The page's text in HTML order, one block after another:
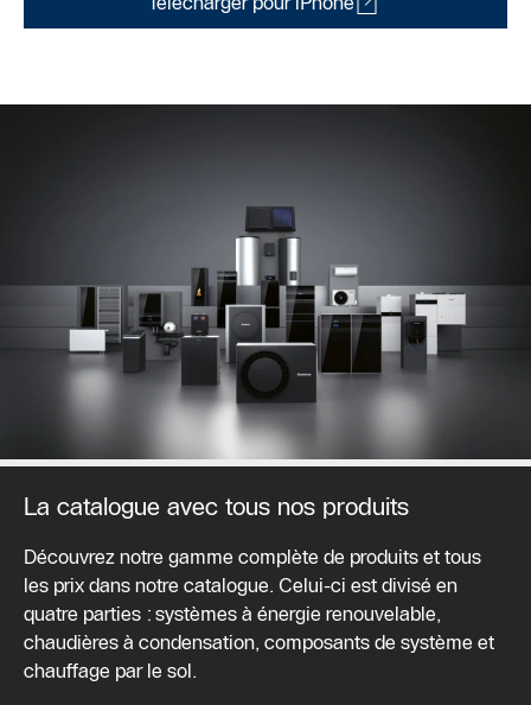
La catalogue avec tous nos produits
Découvrez notre gamme complète de produits et tous
les prix dans notre catalogue. Celui-ci est divisé en
quatre parties : systèmes à énergie renouvelable,
chaudières à condensation, composants de système et
chauffage par le sol.